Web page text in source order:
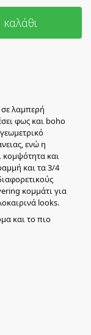
λαμπερή
φως και boho
ενώ η
κομψότητα και
και τα 3/4
κομμάτι για
looks.
και το πιο